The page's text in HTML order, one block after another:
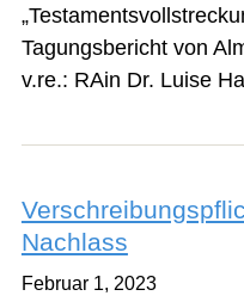
Tagungsbericht von
v.re.: RAin Dr. Luise
Nachlass
Februar 1, 2023